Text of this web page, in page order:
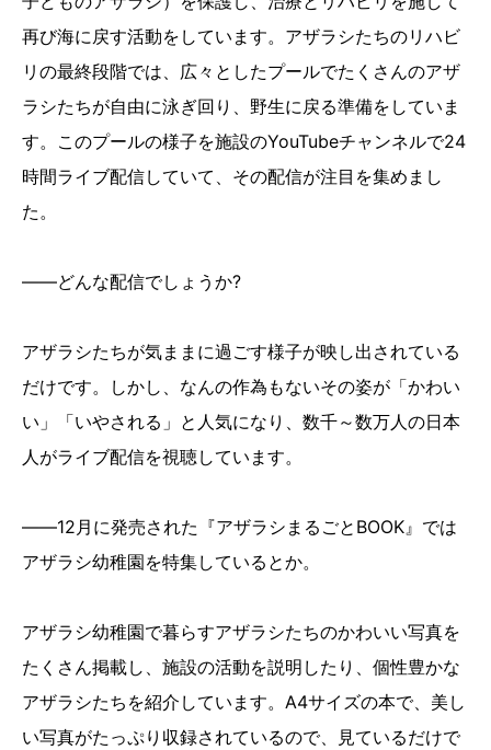
再び海に戻す活動をしています。アザラシたちのリハビ
リの最終段階では、広々としたプールでたくさんのアザ
ラシたちが自由に泳ぎ回り、野生に戻る準備をしていま
す。このプールの様子を施設のYouTubeチャンネルで24
時間ライブ配信していて、その配信が注目を集めまし
た。
――どんな配信でしょうか?
アザラシたちが気ままに過ごす様子が映し出されている
だけです。しかし、なんの作為もないその姿が「かわい
い」「いやされる」と人気になり、数千～数万人の日本
人がライブ配信を視聴しています。
――12月に発売された『アザラシまるごとBOOK』では
アザラシ幼稚園を特集しているとか。
アザラシ幼稚園で暮らすアザラシたちのかわいい写真を
たくさん掲載し、施設の活動を説明したり、個性豊かな
アザラシたちを紹介しています。A4サイズの本で、美し
い写真がたっぷり収録されているので、見ているだけで